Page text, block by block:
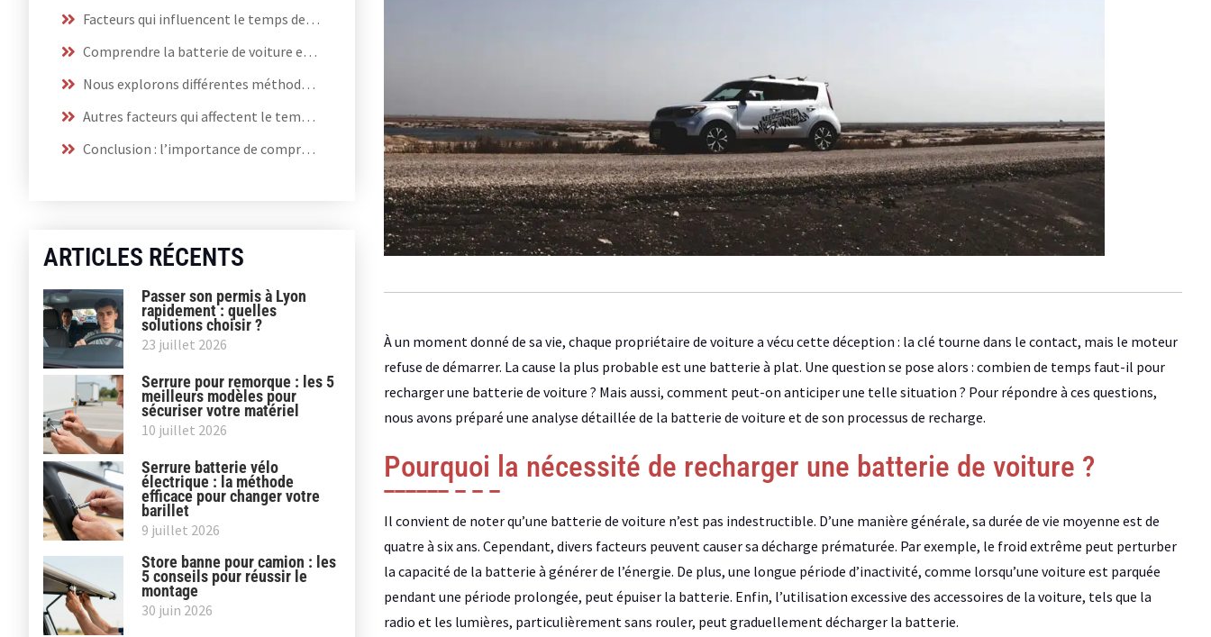
Facteurs qui influencent le temps de recharge d’une batterie de voiture
Comprendre la batterie de voiture et son fonctionnement
Nous explorons différentes méthodes de rechargement de la batterie de voiture
Autres facteurs qui affectent le temps de recharge
Conclusion : l’importance de comprendre la recharge de sa batterie de voiture
ARTICLES RÉCENTS
Passer son permis à Lyon
rapidement : quelles
solutions choisir ?
23 juillet 2026
Serrure pour remorque : les 5
meilleurs modèles pour
sécuriser votre matériel
10 juillet 2026
Serrure batterie vélo
électrique : la méthode
efficace pour changer votre
barillet
9 juillet 2026
Store banne pour camion : les
5 conseils pour réussir le
montage
30 juin 2026
À un moment donné de sa vie, chaque propriétaire de voiture a vécu cette déception : la clé tourne dans le contact, mais le moteur
refuse de démarrer. La cause la plus probable est une batterie à plat. Une question se pose alors : combien de temps faut-il pour
recharger une batterie de voiture ? Mais aussi, comment peut-on anticiper une telle situation ? Pour répondre à ces questions,
nous avons préparé une analyse détaillée de la batterie de voiture et de son processus de recharge.
Pourquoi la nécessité de recharger une batterie de voiture ?
Il convient de noter qu’une batterie de voiture n’est pas indestructible. D’une manière générale, sa durée de vie moyenne est de
quatre à six ans. Cependant, divers facteurs peuvent causer sa décharge prématurée. Par exemple, le froid extrême peut perturber
la capacité de la batterie à générer de l’énergie. De plus, une longue période d’inactivité, comme lorsqu’une voiture est parquée
pendant une période prolongée, peut épuiser la batterie. Enfin, l’utilisation excessive des accessoires de la voiture, tels que la
radio et les lumières, particulièrement sans rouler, peut graduellement décharger la batterie.